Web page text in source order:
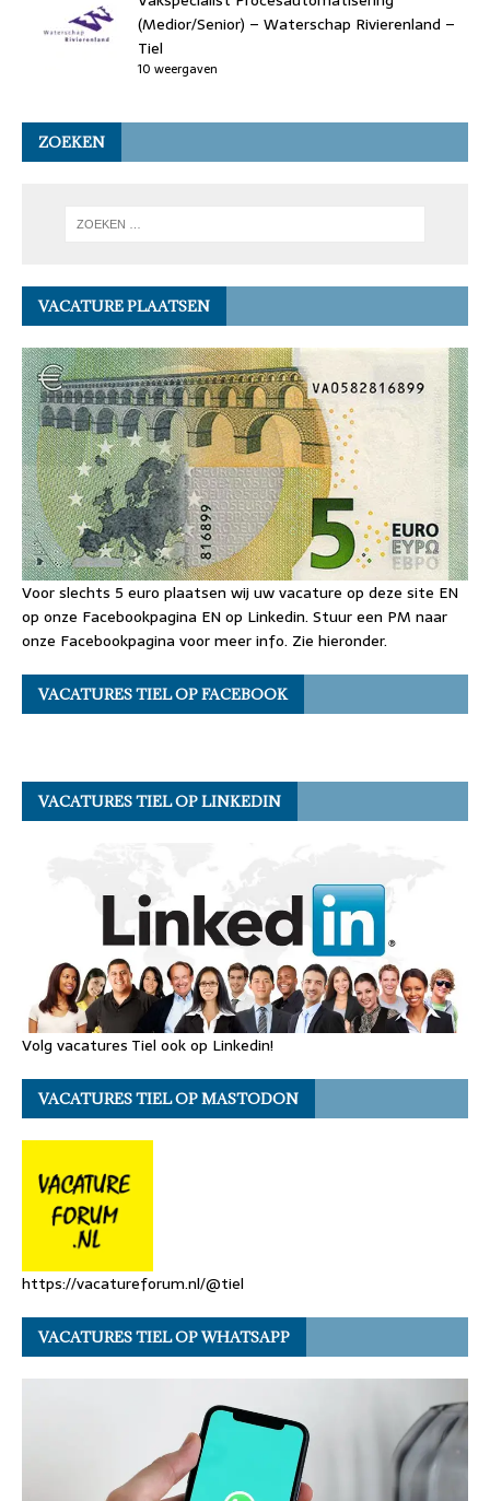
(Medior/Senior) – Waterschap Rivierenland –
Tiel
10 weergaven
ZOEKEN
VACATURE PLAATSEN
Voor slechts 5 euro plaatsen wij uw vacature op deze site EN
op onze Facebookpagina EN op Linkedin. Stuur een PM naar
onze Facebookpagina voor meer info. Zie hieronder.
VACATURES TIEL OP FACEBOOK
VACATURES TIEL OP LINKEDIN
Volg vacatures Tiel ook op Linkedin!
VACATURES TIEL OP MASTODON
https://vacatureforum.nl/@tiel
VACATURES TIEL OP WHATSAPP